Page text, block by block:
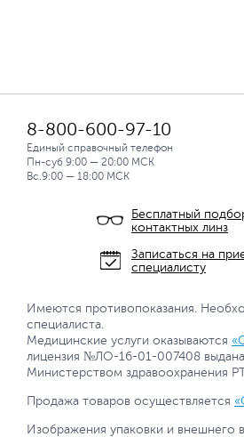
8-800-600-97-10
Единый справочный телефон
Пн-суб 9:00 — 20:00 МСК
Вс.9:00 — 18:00 МСК
Бесплатный
контактных линз
Записаться на
специалисту
Имеются противопоказания.
специалиста.
Медицинские услуги оказываются
лицензия №ЛО-16-01-007408
Министерством здравоохранения
Продажа товаров осуществляется
Изображения упаковки и внешнего